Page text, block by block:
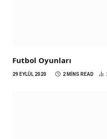
Futbol Oyunları
29 EYLÜL 2020 2 MINS READ